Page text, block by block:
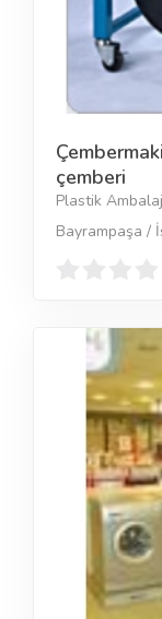
çemberi
Plastik
Bayrampaşa /